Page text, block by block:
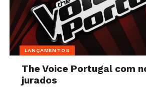
LANÇAMENTOS
The Voice Portugal com
jurados